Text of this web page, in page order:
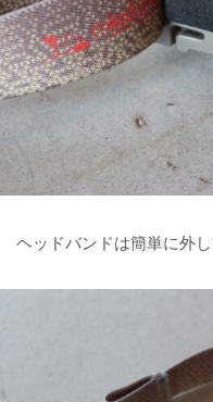
ヘッドバンドは簡単に外し